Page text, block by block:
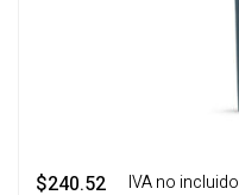
$240.52 ‎ ‎ ‎ IVA no incluido